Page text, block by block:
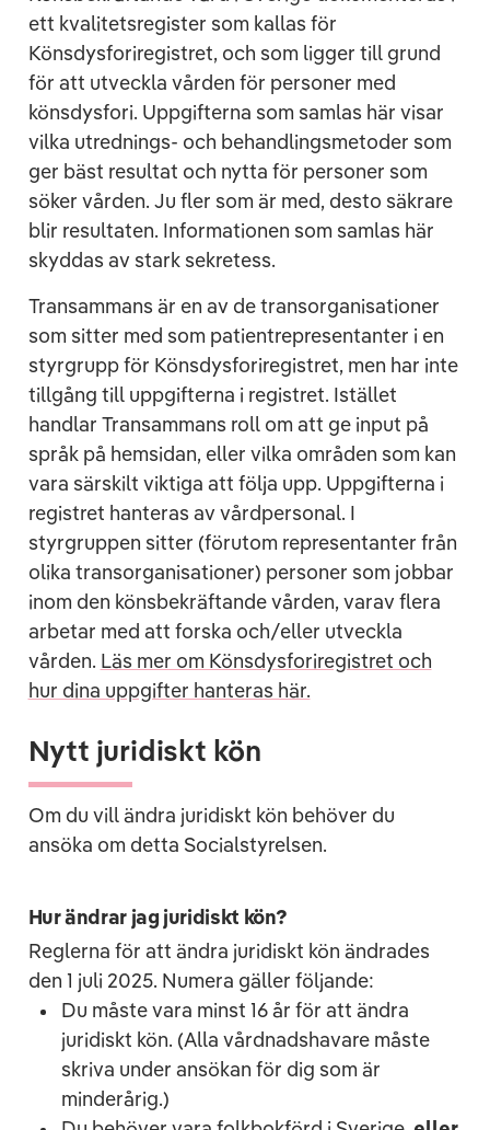
ett kvalitetsregister som kallas för
Könsdysforiregistret, och som ligger till grund
för att utveckla vården för personer med
könsdysfori. Uppgifterna som samlas här visar
vilka utrednings- och behandlingsmetoder som
ger bäst resultat och nytta för personer som
söker vården. Ju fler som är med, desto säkrare
blir resultaten. Informationen som samlas här
skyddas av stark sekretess.
Transammans är en av de transorganisationer
som sitter med som patientrepresentanter i en
styrgrupp för Könsdysforiregistret, men har inte
tillgång till uppgifterna i registret. Istället
handlar Transammans roll om att ge input på
språk på hemsidan, eller vilka områden som kan
vara särskilt viktiga att följa upp. Uppgifterna i
registret hanteras av vårdpersonal. I
styrgruppen sitter (förutom representanter från
olika transorganisationer) personer som jobbar
inom den könsbekräftande vården, varav flera
arbetar med att forska och/eller utveckla
vården. Läs mer om Könsdysforiregistret och
hur dina uppgifter hanteras här.
Nytt juridiskt kön
Om du vill ändra juridiskt kön behöver du
ansöka om detta Socialstyrelsen.
Hur ändrar jag juridiskt kön?
Reglerna för att ändra juridiskt kön ändrades
den 1 juli 2025. Numera gäller följande:
Du måste vara minst 16 år för att ändra
juridiskt kön. (Alla vårdnadshavare måste
skriva under ansökan för dig som är
minderårig.)